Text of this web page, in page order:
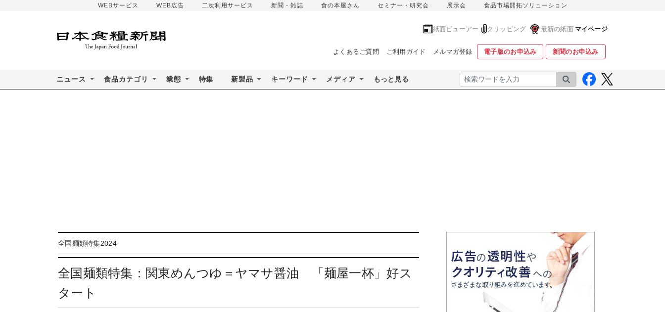
WEBサービス WEB広告 二次利用サービス 新聞・雑誌 食の本屋さん セミナー・研究会 展示会 食品市場開拓ソリューション
紙面ビューアー クリッピング 最新の紙面 マイページ
よくあるご質問 ご利用ガイド メルマガ登録 電子版のお申込み 新聞のお申込み
ニュース 食品カテゴリ 業態 特集 新製品 キーワード メディア もっと見る 検索
全国麺類特集2024
全国麺類特集：関東めんつゆ＝ヤマサ醤油 「麺屋一杯」好ス
タート